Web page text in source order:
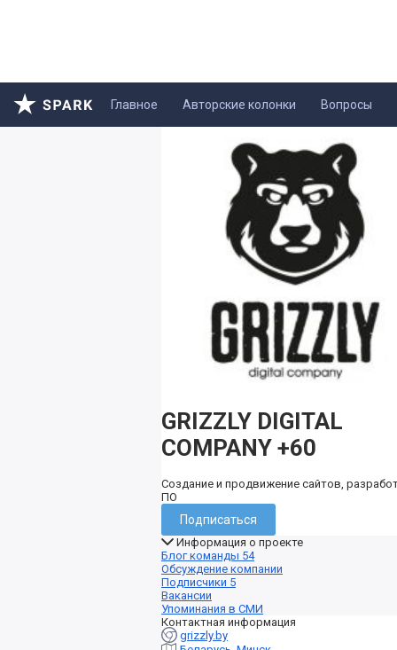
Главное Авторские колонки Вопросы
GRIZZLY DIGITAL
COMPANY +60
Создание и продвижение сайтов,
ПО
Подписаться
Информация о проекте
Блог команды 54
Обсуждение компании
Подписчики 5
Вакансии
Упоминания в СМИ
Контактная информация
grizzly.by